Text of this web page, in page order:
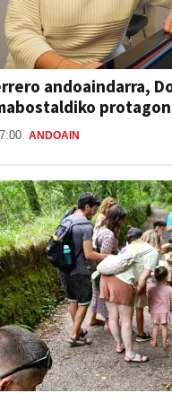
andoaindarra,
ANDOAIN